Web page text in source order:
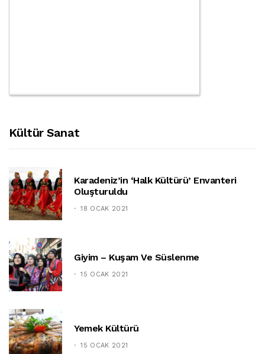
Kültür Sanat
Karadeniz’in ‘halk Kültürü’ Envanteri
Oluşturuldu
18 OCAK 2021
Giyim – Kuşam Ve Süslenme
15 OCAK 2021
Yemek Kültürü
15 OCAK 2021